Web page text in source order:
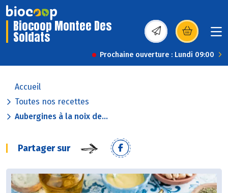
Biocoop Montee Des
Soldats (s’ouvre dans une
Prochaine ouverture : Lundi 09:00
Accueil
Toutes nos recettes
Aubergines à la noix de...
Partager sur